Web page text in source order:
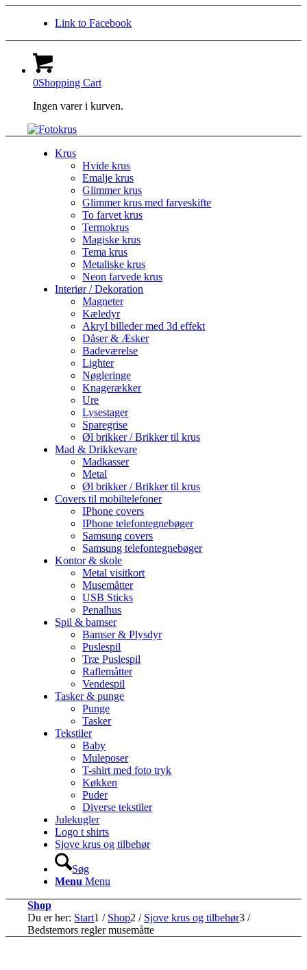
Link to Facebook
0Shopping Cart
Ingen varer i kurven.
Krus
Hvide krus
Emalje krus
Glimmer krus
Glimmer krus med farveskifte
To farvet krus
Termokrus
Magiske krus
Tema krus
Metaliske krus
Neon farvede krus
Interiør / Dekoration
Magneter
Kæledyr
Akryl billeder med 3d effekt
Dåser & Æsker
Badeværelse
Lighter
Nøgleringe
Knagerækker
Ure
Lysestager
Sparegrise
Øl brikker / Brikker til krus
Mad & Drikkevare
Madkasser
Metal
Øl brikker / Brikker til krus
Covers til mobiltelefoner
IPhone covers
IPhone telefontegnebøger
Samsung covers
Samsung telefontegnebøger
Kontor & skole
Metal visitkort
Musemåtter
USB Sticks
Penalhus
Spil & bamser
Bamser & Plysdyr
Puslespil
Træ Puslespil
Raflemåtter
Vendespil
Tasker & punge
Punge
Tasker
Tekstiler
Baby
Muleposer
T-shirt med foto tryk
Køkken
Puder
Diverse tekstiler
Julekugler
Logo t shirts
Sjove krus og tilbehør
Søg
Menu Menu
Shop
Du er her: Start1 / Shop2 / Sjove krus og tilbehør3 /
Bedstemors regler musemåtte